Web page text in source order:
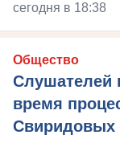
сегодня в 18:38
Общество
Слушателей
время
Свиридовых